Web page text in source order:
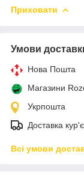
Приховати
Умови
Нова Пошта
Магазини
Укрпошта
Доставка
Всі умови